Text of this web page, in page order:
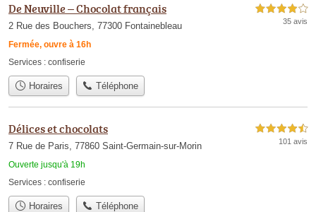
De Neuville – Chocolat français
2 Rue des Bouchers, 77300 Fontainebleau
Fermée, ouvre à 16h
4,0 étoiles sur 5
35 avis
Services : confiserie
Horaires Téléphone
Délices et chocolats
7 Rue de Paris, 77860 Saint-Germain-sur-Morin
Ouverte jusqu'à 19h
4,5 étoiles sur 5
101 avis
Services : confiserie
Horaires Téléphone